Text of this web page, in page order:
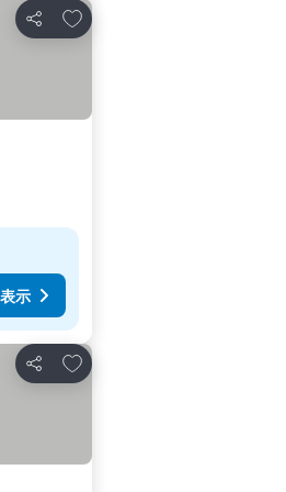
シェア
お気に入りに追加
示
シェア
お気に入りに追加